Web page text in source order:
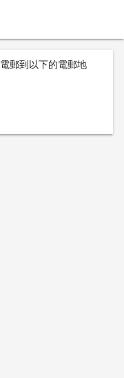
郵到以下的電郵地